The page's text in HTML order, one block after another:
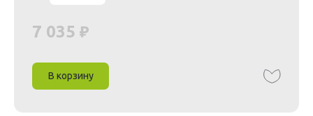
7 035
В корзину